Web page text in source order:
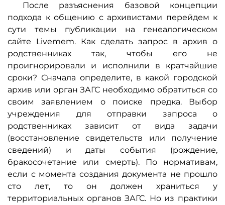
После разъяснения базовой концепции
подхода к общению с архивистами перейдем к
сути темы публикации на генеалогическом
сайте Livemem. Как сделать запрос в архив о
родственниках так, чтобы его не
проигнорировали и исполнили в кратчайшие
сроки? Сначала определите, в какой городской
архив или орган ЗАГС необходимо обратиться со
своим заявлением о поиске предка. Выбор
учреждения для отправки запроса о
родственниках зависит от вида задачи
(восстановление свидетельств или получение
сведений) и даты события (рождение,
бракосочетание или смерть). По нормативам,
если с момента создания документа не прошло
сто лет, то он должен храниться у
территориальных органов ЗАГС. Но из практики